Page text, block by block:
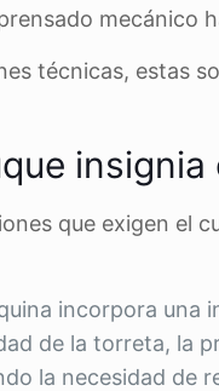
mecánico
técnicas, estas
que exigen el
incorpora una
de la torreta, la
la necesidad de